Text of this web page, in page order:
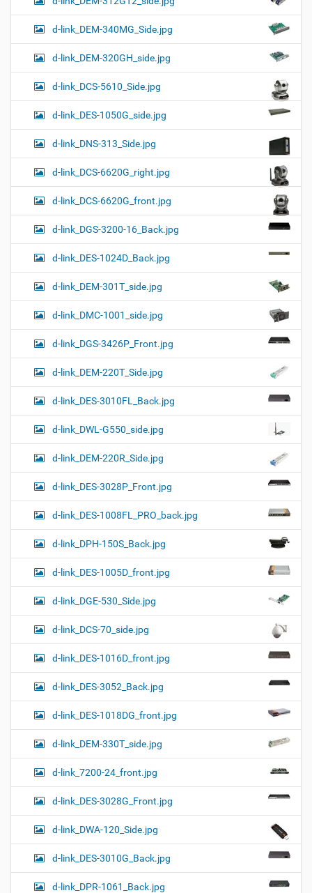
d-link_DEM-340MG_Side.jpg
d-link_DEM-320GH_side.jpg
d-link_DCS-5610_Side.jpg
d-link_DES-1050G_side.jpg
d-link_DNS-313_Side.jpg
d-link_DCS-6620G_right.jpg
d-link_DCS-6620G_front.jpg
d-link_DGS-3200-16_Back.jpg
d-link_DES-1024D_Back.jpg
d-link_DEM-301T_side.jpg
d-link_DMC-1001_side.jpg
d-link_DGS-3426P_Front.jpg
d-link_DEM-220T_Side.jpg
d-link_DES-3010FL_Back.jpg
d-link_DWL-G550_side.jpg
d-link_DEM-220R_Side.jpg
d-link_DES-3028P_Front.jpg
d-link_DES-1008FL_PRO_back.jpg
d-link_DPH-150S_Back.jpg
d-link_DES-1005D_front.jpg
d-link_DGE-530_Side.jpg
d-link_DCS-70_side.jpg
d-link_DES-1016D_front.jpg
d-link_DES-3052_Back.jpg
d-link_DES-1018DG_front.jpg
d-link_DEM-330T_side.jpg
d-link_7200-24_front.jpg
d-link_DES-3028G_Front.jpg
d-link_DWA-120_Side.jpg
d-link_DES-3010G_Back.jpg
d-link_DPR-1061_Back.jpg